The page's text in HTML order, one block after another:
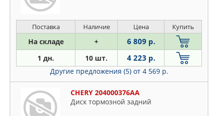
Поставка Наличие Цена Купить
На складе + 6 809 р.
1 дн. 10 шт. 4 223 р.
Другие предложения (5) от 4 569 р.
CHERY 204000376AA
Диск тормозной задний